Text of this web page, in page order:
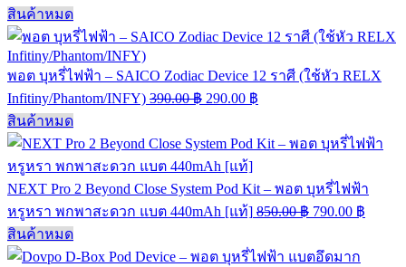
สินค้าหมด
พอต บุหรี่ไฟฟ้า – SAICO Zodiac Device 12 ราศี (ใช้หัว RELX
Infitiny/Phantom/INFY) 390.00฿ 290.00 ฿
สินค้าหมด
NEXT Pro 2 Beyond Close System Pod Kit – พอต บุหรี่ไฟฟ้า
หรูหรา พกพาสะดวก แบต 440mAh [แท้] 850.00฿ 790.00 ฿
สินค้าหมด